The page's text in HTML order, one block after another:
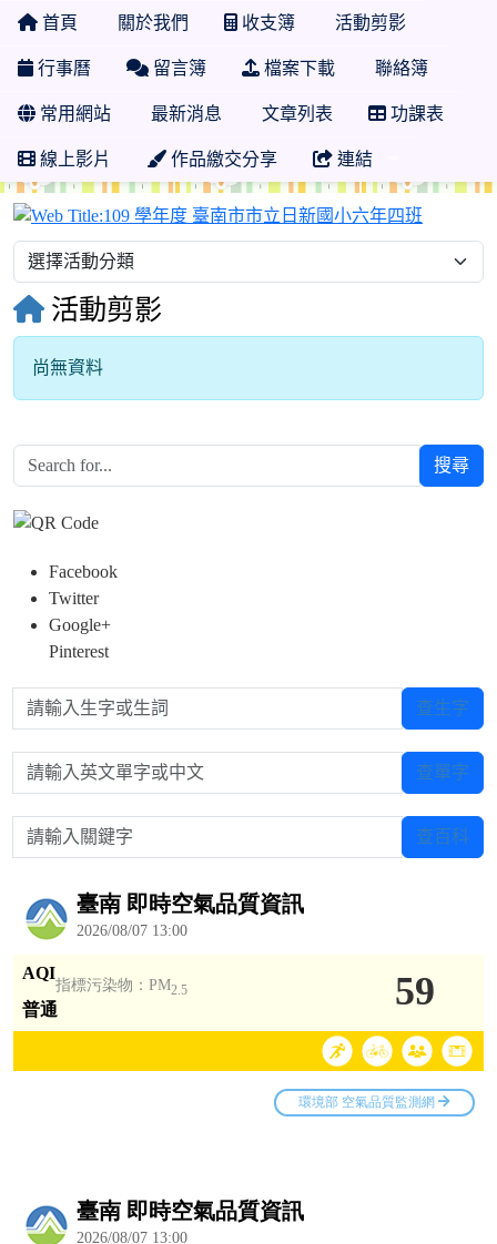
首頁 關於我們 收支簿 活動剪影
行事曆 留言簿 檔案下載 聯絡簿
常用網站 最新消息 文章列表 功課表
線上影片 作品繳交分享 連結
活動剪影
尚無資料
搜尋
Facebook
Twitter
Google+
Pinterest
請輸入生字或生詞 查生字
請輸入英文單字或中文 查單字
請輸入關鍵字 查百科